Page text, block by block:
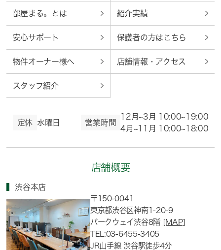
部屋まる。とは 紹介実績
安心サポート 保護者の方はこちら
物件オーナー様へ 店舗情報・アクセス
スタッフ紹介
定休 水曜日 営業時間
12月~3月 10:00~19:00
4月~11月 10:00~18:00
店舗概要
渋谷本店
〒150-0041
東京都渋谷区神南1-20-9
パークウェイ渋谷8階 [MAP]
TEL:03-6455-3405
JR山手線 渋谷駅徒歩4分